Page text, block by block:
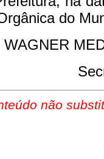
do
WAGNER
não